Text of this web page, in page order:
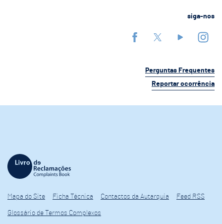
siga-nos
Perguntas Frequentes
Reportar ocorrência
Mapa do Site Ficha Técnica Contactos da Autarquia Feed RSS
Glossário de Termos Complexos